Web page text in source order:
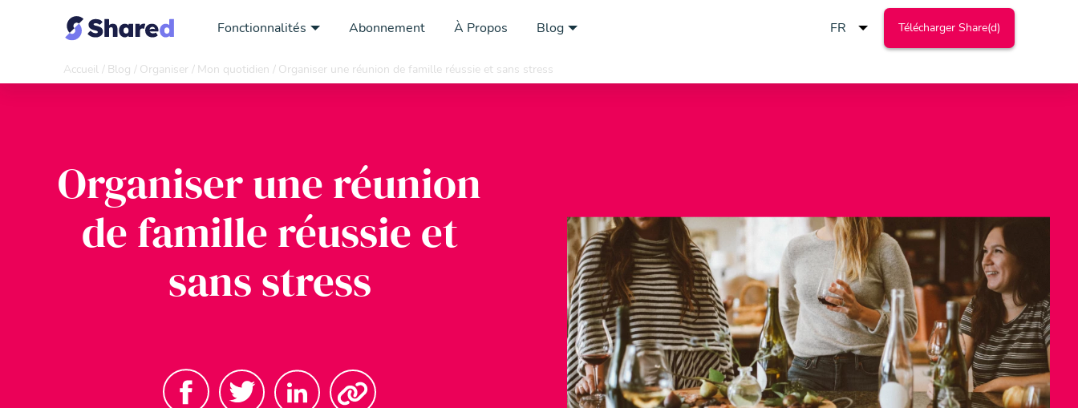
Fonctionnalités Abonnement À Propos Blog Télécharger Share(d)
Accueil Blog Organiser Mon quotidien Organiser une réunion de famille réussie et sans stress
Organiser une réunion
de famille réussie et
sans stress
Partager sur Facebook. Nouvelle fenêtre
Partager sur Twitter. Nouvelle fenêtre
Partager sur Linkedin. Nouvelle fenêtre